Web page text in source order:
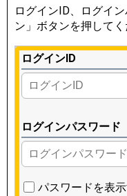
ログインID、ログイ
ン」ボタンを押してく
ログインID
ログインパスワード
パスワードを表